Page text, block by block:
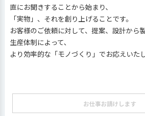
直にお聞きすることから始まり、
「実物」、それを創り上げることです。
お客様のご依頼に対して、提案、設計から
生産体制によって、
より効率的な「モノづくり」でお応えいたし
お仕事お請けします